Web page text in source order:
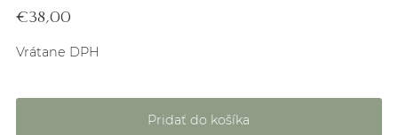
€38,00
Vrátane DPH